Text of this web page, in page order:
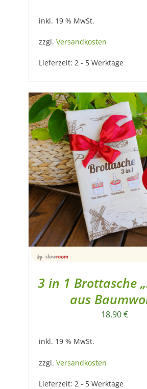
inkl. 19 % MwSt.
zzgl. Versandkosten
Lieferzeit: 2 - 5 Werktage
3 in 1 Brottasche
aus
18,90€
inkl. 19 % MwSt.
zzgl. Versandkosten
Lieferzeit: 2 - 5 Werktage